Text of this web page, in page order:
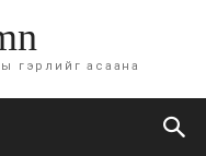
гэрлийг асаана